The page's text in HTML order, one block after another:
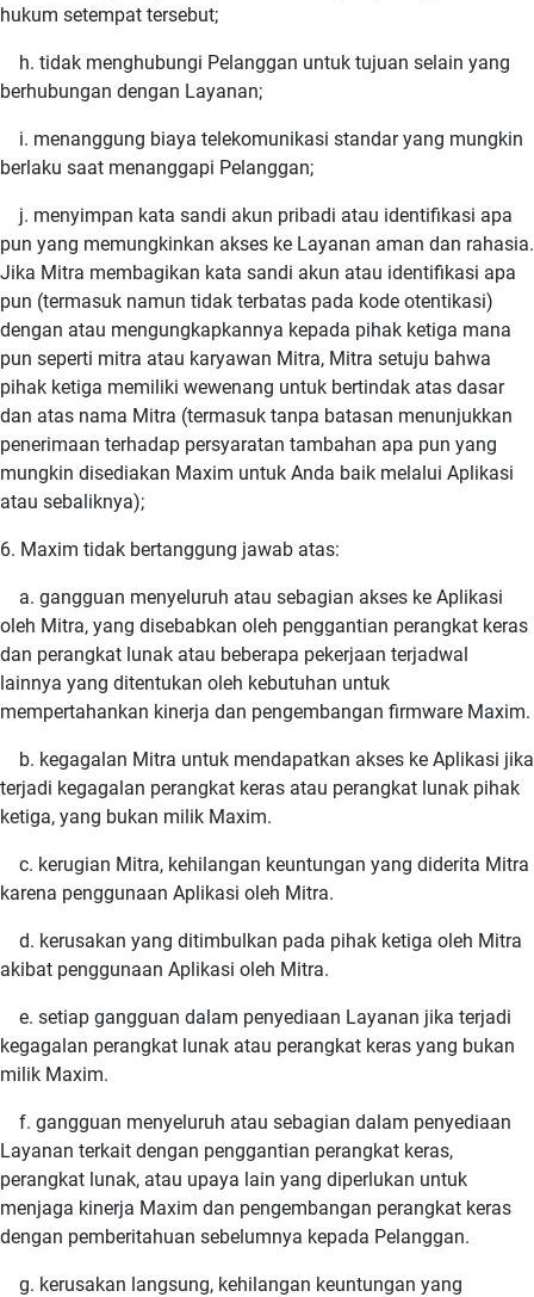
hukum setempat tersebut;
h. tidak menghubungi Pelanggan untuk tujuan selain yang
berhubungan dengan Layanan;
i. menanggung biaya telekomunikasi standar yang mungkin
berlaku saat menanggapi Pelanggan;
j. menyimpan kata sandi akun pribadi atau identifikasi apa
pun yang memungkinkan akses ke Layanan aman dan rahasia.
Jika Mitra membagikan kata sandi akun atau identifikasi apa
pun (termasuk namun tidak terbatas pada kode otentikasi)
dengan atau mengungkapkannya kepada pihak ketiga mana
pun seperti mitra atau karyawan Mitra, Mitra setuju bahwa
pihak ketiga memiliki wewenang untuk bertindak atas dasar
dan atas nama Mitra (termasuk tanpa batasan menunjukkan
penerimaan terhadap persyaratan tambahan apa pun yang
mungkin disediakan Maxim untuk Anda baik melalui Aplikasi
atau sebaliknya);
6. Maxim tidak bertanggung jawab atas:
a. gangguan menyeluruh atau sebagian akses ke Aplikasi
oleh Mitra, yang disebabkan oleh penggantian perangkat keras
dan perangkat lunak atau beberapa pekerjaan terjadwal
lainnya yang ditentukan oleh kebutuhan untuk
mempertahankan kinerja dan pengembangan firmware Maxim.
b. kegagalan Mitra untuk mendapatkan akses ke Aplikasi jika
terjadi kegagalan perangkat keras atau perangkat lunak pihak
ketiga, yang bukan milik Maxim.
c. kerugian Mitra, kehilangan keuntungan yang diderita Mitra
karena penggunaan Aplikasi oleh Mitra.
d. kerusakan yang ditimbulkan pada pihak ketiga oleh Mitra
akibat penggunaan Aplikasi oleh Mitra.
e. setiap gangguan dalam penyediaan Layanan jika terjadi
kegagalan perangkat lunak atau perangkat keras yang bukan
milik Maxim.
f. gangguan menyeluruh atau sebagian dalam penyediaan
Layanan terkait dengan penggantian perangkat keras,
perangkat lunak, atau upaya lain yang diperlukan untuk
menjaga kinerja Maxim dan pengembangan perangkat keras
dengan pemberitahuan sebelumnya kepada Pelanggan.
g. kerusakan langsung, kehilangan keuntungan yang